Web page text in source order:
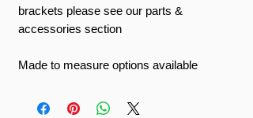
brackets please see our parts &
accessories section
Made to measure options available